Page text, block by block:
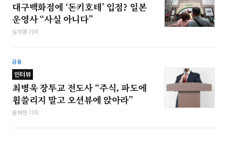
대구백화점에 ‘돈키호테’ 입점? 일본
운영사 “사실 아니다”
심지영 기자
금융
인터뷰
최병욱 장투교 전도사 “주식, 파도에
휩쓸리지 말고 오션뷰에 앉아라”
윤채현 기자